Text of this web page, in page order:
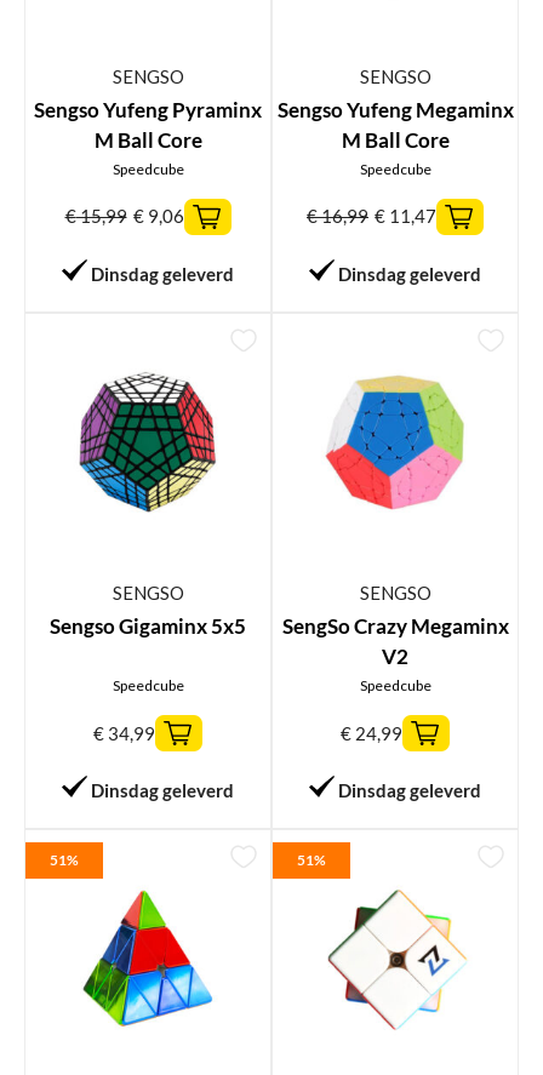
SENGSO
Sengso Yufeng Pyraminx
M Ball Core
Speedcube
€15,99 €9,06
Dinsdag geleverd
SENGSO
Sengso Yufeng Megaminx
M Ball Core
Speedcube
€16,99 € 11,47
Dinsdag geleverd
SENGSO
Sengso Gigaminx 5x5
Speedcube
€ 34,99
Dinsdag geleverd
SENGSO
SengSo Crazy Megaminx
V2
Speedcube
€ 24,99
Dinsdag geleverd
51% 51%